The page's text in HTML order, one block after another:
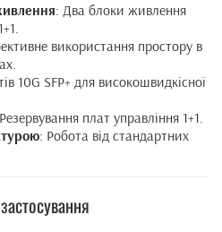
: Два блоки живлення
використання простору в
10G SFP+ для високошвидкісної
плат управління 1+1.
: Робота від стандартних